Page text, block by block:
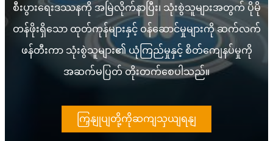
စီးပွားရေးဒဿနကို အမြဲလိုက်နာပြီး၊ သုံးစွဲသူများအတွက် ပိုမို
တန်ဖိုးရှိသော ထုတ်ကုန်များနှင့် ဝန်ဆောင်မှုများကို ဆက်လက်
ဖန်တီးကာ သုံးစွဲသူများ၏ ယုံကြည်မှုနှင့် စိတ်ကျေနပ်မှုကို
အဆက်မပြတ် တိုးတက်စေပါသည်။
ကြှနျုပျတို့ကိုဆကျသှယျရနျ